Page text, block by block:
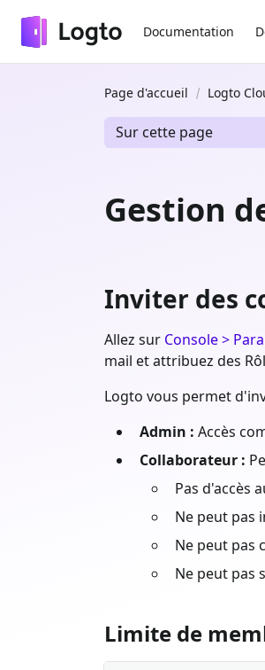
Documentation
Page d'accueil Logto
Sur cette page
Gestion
Inviter des
Allez sur Console >
mail et attribuez des
Logto vous permet
Admin : Accès
Collaborateur :
Pas d'accès
Ne peut pas
Ne peut pas
Ne peut pas
Limite de